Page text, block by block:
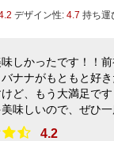
デザイン性: 4.7 持ち運
しかったです！！
ナナがもともと好
ど、もう大満足で
味しいので、ぜひ
4.2